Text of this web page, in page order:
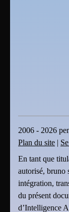
2006 - 2026
Plan du site |
En tant que
autorisé, bruno
intégration,
du présent
d’Intelligence